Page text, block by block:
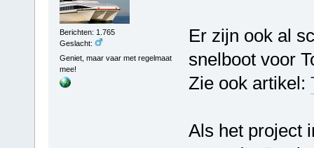
Berichten: 1.765
Geslacht:
Geniet, maar vaar met regelmaat
mee!
Er zijn ook al
snelboot voor
Zie ook artikel:
Als het project